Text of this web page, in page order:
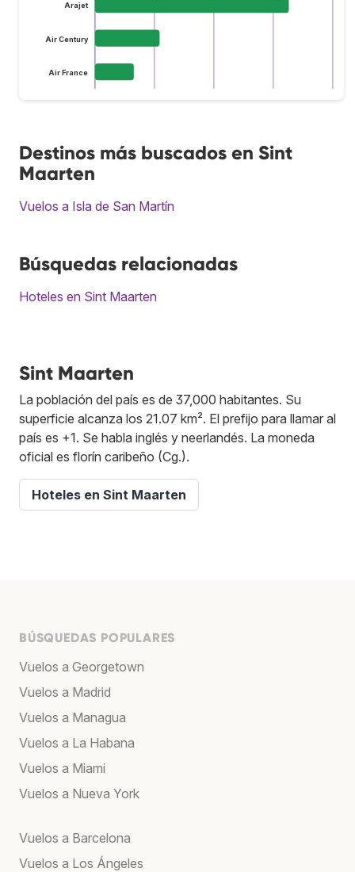
Arajet
Air Century
Air France
Destinos más buscados en Sint
Maarten
Vuelos a Isla de San Martín
Búsquedas relacionadas
Hoteles en Sint Maarten
Sint Maarten
La población del país es de 37,000 habitantes. Su
superficie alcanza los 21.07 km². El prefijo para llamar al
país es +1. Se habla inglés y neerlandés. La moneda
oficial es florín caribeño (Cg.).
Hoteles en Sint Maarten
BÚSQUEDAS POPULARES
Vuelos a Georgetown
Vuelos a Madrid
Vuelos a Managua
Vuelos a La Habana
Vuelos a Miami
Vuelos a Nueva York
Vuelos a Barcelona
Vuelos a Los Ángeles